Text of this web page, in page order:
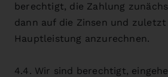
berechtigt, die Zahlung
dann auf die Zinsen und zuletzt
Hauptleistung anzurechnen.
4.4. Wir sind berechtigt,